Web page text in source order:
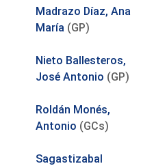
Madrazo Díaz, Ana
María (GP)
Nieto Ballesteros,
José Antonio (GP)
Roldán Monés,
Antonio (GCs)
Sagastizabal